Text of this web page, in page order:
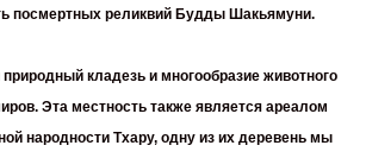
посмертных реликвий Будды Шакьямуни.
кладезь и многообразие животного
Эта местность также является ареалом
народности Тхару, одну из их деревень мы